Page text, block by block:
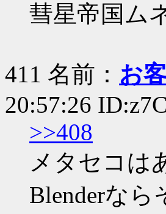
彗星帝国ム
411 名前： お
20:57:26
>>408
メタセコは
Blenderな